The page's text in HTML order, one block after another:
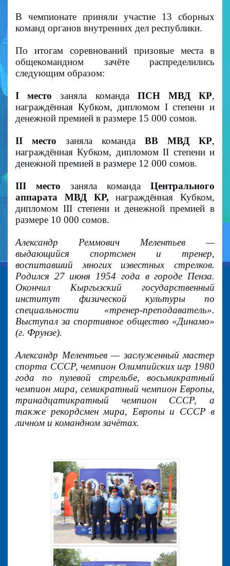
В чемпионате приняли участие 13 сборных
команд органов внутренних дел республики.
По итогам соревнований призовые места в
общекомандном зачёте распределились
следующим образом:
I место заняла команда ПСН МВД КР,
награждённая Кубком, дипломом I степени и
денежной премией в размере 15 000 сомов.
II место заняла команда ВВ МВД КР,
награждённая Кубком, дипломом II степени и
денежной премией в размере 12 000 сомов.
III место заняла команда Центрального
аппарата МВД КР, награждённая Кубком,
дипломом III степени и денежной премией в
размере 10 000 сомов.
Александр Реммович Мелентьев —
выдающийся спортсмен и тренер,
воспитавший многих известных стрелков.
Родился 27 июня 1954 года в городе Пенза.
Окончил Кыргызский государственный
институт физической культуры по
специальности «тренер-преподаватель».
Выступал за спортивное общество «Динамо»
(г. Фрунзе).
Александр Мелентьев — заслуженный мастер
спорта СССР, чемпион Олимпийских игр 1980
года по пулевой стрельбе, восьмикратный
чемпион мира, семикратный чемпион Европы,
тринадцатикратный чемпион СССР, а
также рекордсмен мира, Европы и СССР в
личном и командном зачётах.